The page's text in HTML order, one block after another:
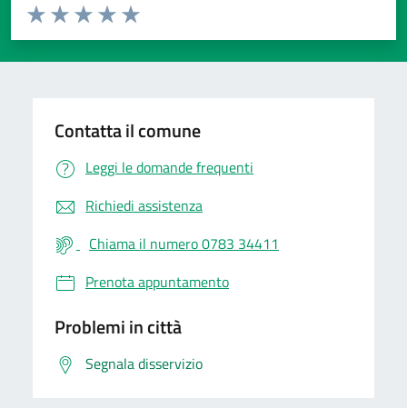
Valuta da 1 a 5 stelle la pagina
Valuta 5 stelle su 5
Valuta 4 stelle su 5
Valuta 3 stelle su 5
Valuta 2 stelle su 5
Valuta 1 stelle su 5
Contatta il comune
Leggi le domande frequenti
Richiedi assistenza
Chiama il numero 0783 34411
Prenota appuntamento
Problemi in città
Segnala disservizio